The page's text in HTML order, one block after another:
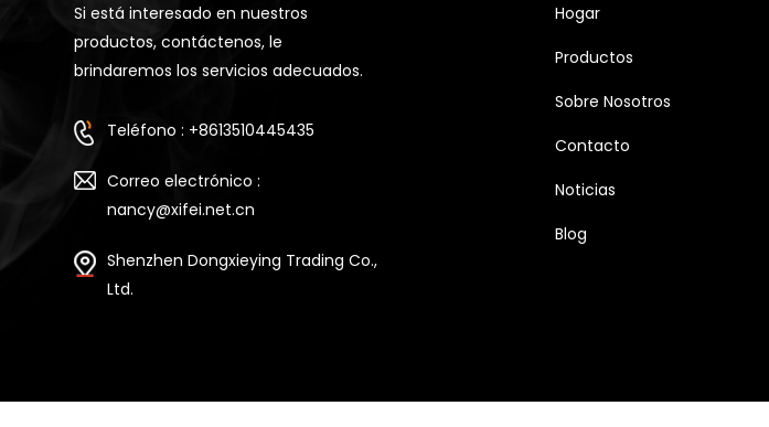
Si está interesado en nuestros
productos, contáctenos, le
brindaremos los servicios adecuados.
Teléfono : +8613510445435
Correo electrónico :
nancy@xifei.net.cn
Shenzhen Dongxieying Trading Co.,
Ltd.
Hogar
Productos
Sobre Nosotros
Contacto
Noticias
Blog